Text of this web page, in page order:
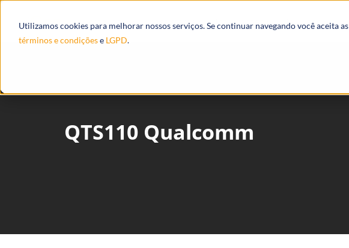
Utilizamos cookies para melhorar nossos serviços. Se continuar navegando você aceita as
términos e condiçõese LGPD.
Produtos Ecossistema Integrações Recursos
QTS110 Qualcomm